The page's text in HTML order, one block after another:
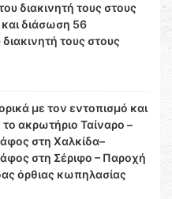
διακινητή τους στους
διάσωση 56
τους στους
με τον εντοπισμό και
ακρωτήριο Ταίναρο –
στη Χαλκίδα–
στη Σέριφο – Παροχή
όρθιας κωπηλασίας